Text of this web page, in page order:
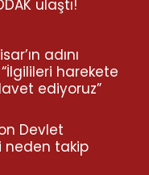
ulaştı!
adını
harekete
ediyoruz”
Devlet
neden takip